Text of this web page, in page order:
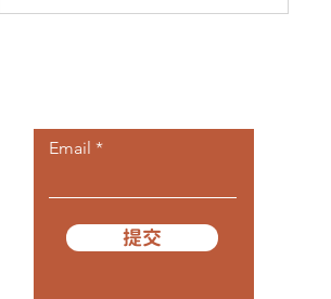
Email
提交